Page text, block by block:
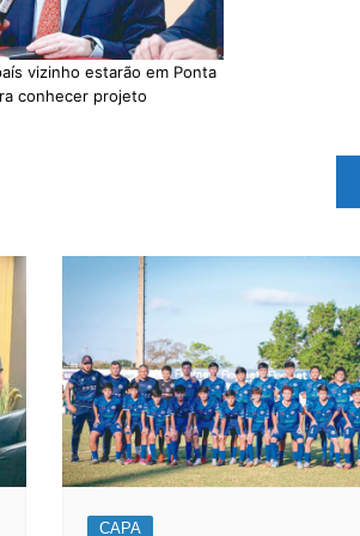
vizinho estarão em Ponta
conhecer projeto
CAPA